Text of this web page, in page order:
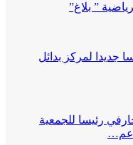
” بلاغ”
جديدا لمركز بدائل
رئيسا للجمعية